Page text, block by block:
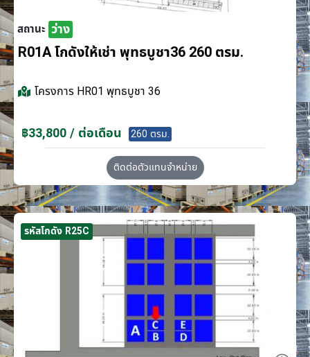
สถานะ ว่าง
R01A โกดังให้เช่า พุทธบูชา36 260 ตรม.
โครงการ HR01 พุทธบูชา 36
฿33,800 / ต่อเดือน 260 ตรม.
ติดต่อตัวแทนจำหน่าย
รหัสโกดัง R25C